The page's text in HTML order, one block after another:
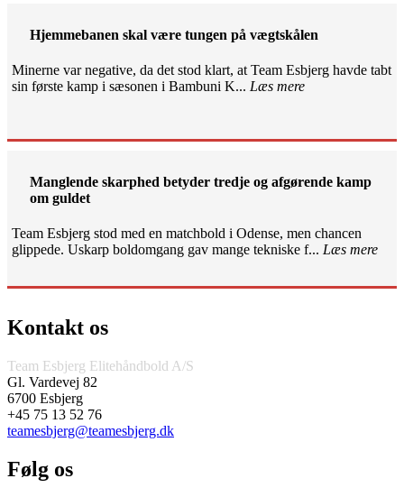
Hjemmebanen skal være tungen på vægtskålen
Minerne var negative, da det stod klart, at Team Esbjerg havde tabt
sin første kamp i sæsonen i Bambuni K... Læs mere
Manglende skarphed betyder tredje og afgørende kamp
om guldet
Team Esbjerg stod med en matchbold i Odense, men chancen
glippede. Uskarp boldomgang gav mange tekniske f... Læs mere
Kontakt os
Team Esbjerg Elitehåndbold A/S
Gl. Vardevej 82
6700 Esbjerg
+45 75 13 52 76
teamesbjerg@teamesbjerg.dk
Følg os